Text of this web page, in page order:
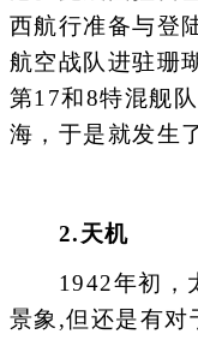
西航行准备与登
航空战队进驻珊
第17和8特混舰
海，于是就发生
2.天机
1942年初，太
景象,但还是有对